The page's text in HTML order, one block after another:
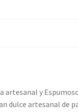
artesanal y
dulce artesanal de